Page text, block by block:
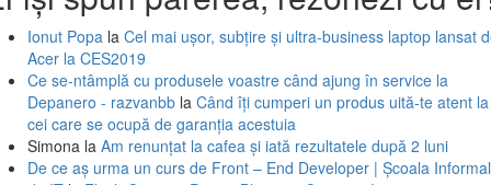
Ionut Popa la Cel mai ușor, subțire și ultra-business laptop lansat
Acer la CES2019
Ce se-ntâmplă cu produsele voastre când ajung în service la
Depanero - razvanbb la Când îți cumperi un produs uită-te atent la
cei care se ocupă de garanția acestuia
Simona la Am renunțat la cafea și iată rezultatele după 2 luni
De ce aș urma un curs de Front – End Developer | Școala